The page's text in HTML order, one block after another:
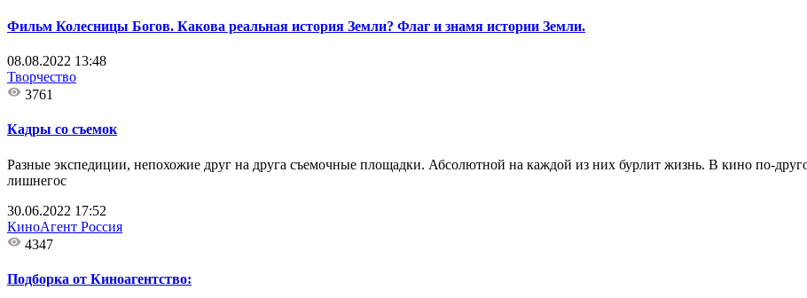
Фильм Колесницы Богов. Какова реальная история Земли? Флаг и знамя истории Земли.
08.08.2022 13:48
Творчество
3761
Кадры со съемок
Разные экспедиции, непохожие друг на друга съемочные площадки. Абсолютной на каждой из них бурлит жизнь. В кино по-
лишнегос
30.06.2022 17:52
КиноАгент Россия
4347
Подборка от Киноагентство: